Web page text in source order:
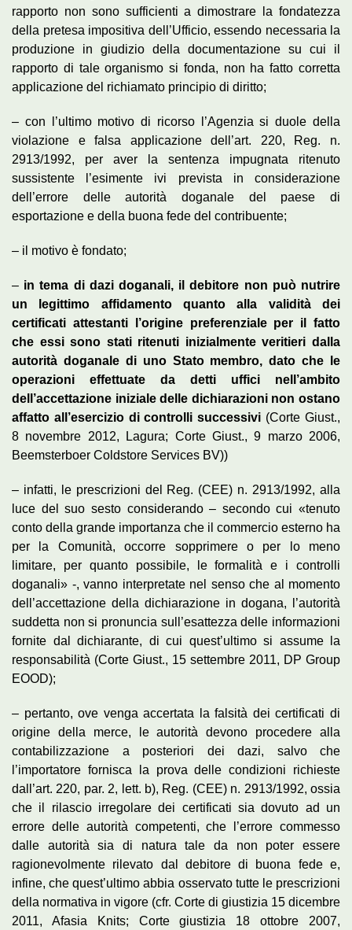
rapporto non sono sufficienti a dimostrare la fondatezza
della pretesa impositiva dell’Ufficio, essendo necessaria la
produzione in giudizio della documentazione su cui il
rapporto di tale organismo si fonda, non ha fatto corretta
applicazione del richiamato principio di diritto;
– con l’ultimo motivo di ricorso l’Agenzia si duole della
violazione e falsa applicazione dell’art. 220, Reg. n.
2913/1992, per aver la sentenza impugnata ritenuto
sussistente l’esimente ivi prevista in considerazione
dell’errore delle autorità doganale del paese di
esportazione e della buona fede del contribuente;
– il motivo è fondato;
– in tema di dazi doganali, il debitore non può nutrire
un legittimo affidamento quanto alla validità dei
certificati attestanti l’origine preferenziale per il fatto
che essi sono stati ritenuti inizialmente veritieri dalla
autorità doganale di uno Stato membro, dato che le
operazioni effettuate da detti uffici nell’ambito
dell’accettazione iniziale delle dichiarazioni non ostano
affatto all’esercizio di controlli successivi (Corte Giust.,
8 novembre 2012, Lagura; Corte Giust., 9 marzo 2006,
Beemsterboer Coldstore Services BV))
– infatti, le prescrizioni del Reg. (CEE) n. 2913/1992, alla
luce del suo sesto considerando – secondo cui «tenuto
conto della grande importanza che il commercio esterno ha
per la Comunità, occorre sopprimere o per lo meno
limitare, per quanto possibile, le formalità e i controlli
doganali» -, vanno interpretate nel senso che al momento
dell’accettazione della dichiarazione in dogana, l’autorità
suddetta non si pronuncia sull’esattezza delle informazioni
fornite dal dichiarante, di cui quest’ultimo si assume la
responsabilità (Corte Giust., 15 settembre 2011, DP Group
EOOD);
– pertanto, ove venga accertata la falsità dei certificati di
origine della merce, le autorità devono procedere alla
contabilizzazione a posteriori dei dazi, salvo che
l’importatore fornisca la prova delle condizioni richieste
dall’art. 220, par. 2, lett. b), Reg. (CEE) n. 2913/1992, ossia
che il rilascio irregolare dei certificati sia dovuto ad un
errore delle autorità competenti, che l’errore commesso
dalle autorità sia di natura tale da non poter essere
ragionevolmente rilevato dal debitore di buona fede e,
infine, che quest’ultimo abbia osservato tutte le prescrizioni
della normativa in vigore (cfr. Corte di giustizia 15 dicembre
2011, Afasia Knits; Corte giustizia 18 ottobre 2007,